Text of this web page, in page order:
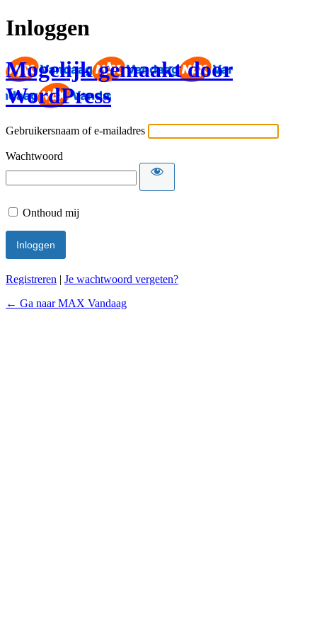
Inloggen
Mogelijk gemaakt door
WordPress
Gebruikersnaam of e-mailadres
Wachtwoord
Onthoud mij
Registreren | Je wachtwoord vergeten?
← Ga naar MAX Vandaag